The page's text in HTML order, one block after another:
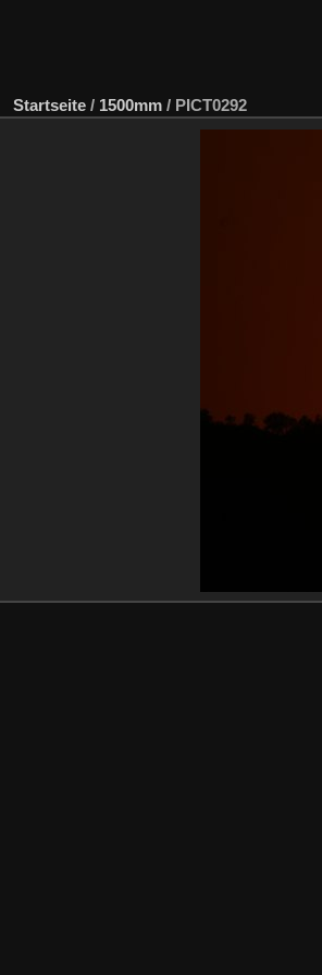
Startseite / 1500mm / PICT0292